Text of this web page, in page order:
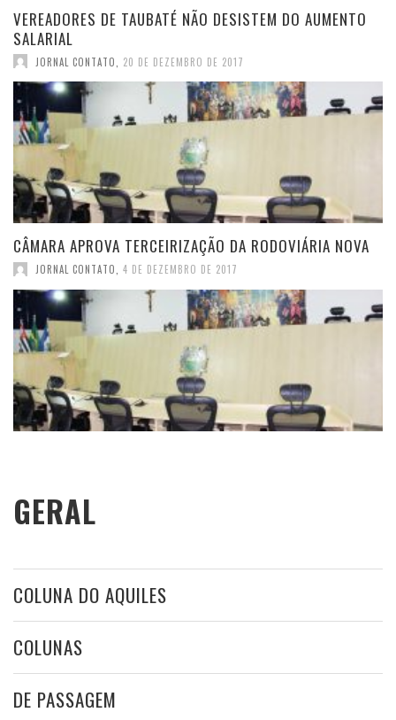
VEREADORES DE TAUBATÉ NÃO DESISTEM DO AUMENTO
SALARIAL
JORNAL CONTATO 20 DE DEZEMBRO DE 2017
CÂMARA APROVA TERCEIRIZAÇÃO DA RODOVIÁRIA NOVA
JORNAL CONTATO 4 DE DEZEMBRO DE 2017
GERAL
COLUNA DO AQUILES
COLUNAS
DE PASSAGEM